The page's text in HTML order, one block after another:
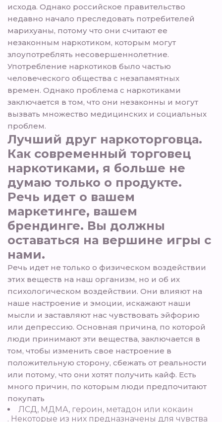
исхода. Однако российское правительство
недавно начало преследовать потребителей
марихуаны, потому что они считают ее
незаконным наркотиком, которым могут
злоупотреблять несовершеннолетние.
Употребление наркотиков было частью
человеческого общества с незапамятных
времен. Однако проблема с наркотиками
заключается в том, что они незаконны и могут
вызвать множество медицинских и социальных
проблем.
Лучший друг наркоторговца.
Как современный торговец
наркотиками, я больше не
думаю только о продукте.
Речь идет о вашем
маркетинге, вашем
брендинге. Вы должны
оставаться на вершине игры с
нами.
Речь идет не только о физическом воздействии
этих веществ на наш организм, но и об их
психологическом воздействии. Они влияют на
наше настроение и эмоции, искажают наши
мысли и заставляют нас чувствовать эйфорию
или депрессию. Основная причина, по которой
люди принимают эти вещества, заключается в
том, чтобы изменить свое настроение в
положительную сторону, сбежать от реальности
или потому, что они хотят получить кайф. Есть
много причин, по которым люди предпочитают
покупать
ЛСД, МДМА, героин, метадон или кокаин
. Некоторые из них предназначены для чувства